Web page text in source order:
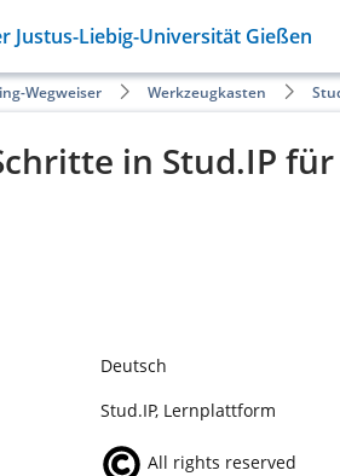
Justus-Liebig-Universität Gießen
Wegweiser Werkzeugkasten
in Stud.IP
Deutsch
Stud.IP, Lernplattform
All rights reserved